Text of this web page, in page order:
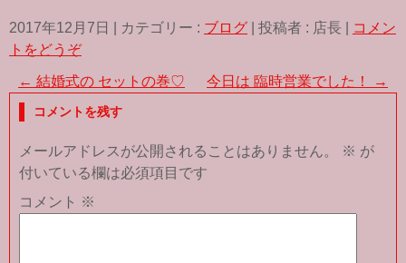
c
e
b
k
i
t
t
r
n
e
2017年12月7日 カテゴリー : ブログ 投稿者 : 店長
コメン
トをどうぞ
← 結婚式の セットの巻♡ 今日は 臨時営業でした！ →
コメントを残す
メールアドレスが公開されることはありません。 ※ が
付いている欄は必須項目です
コメント ※